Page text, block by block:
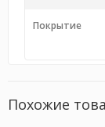
Покрытие
Похожие